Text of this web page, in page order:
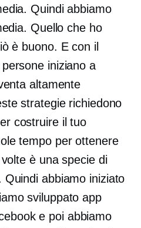
Quindi abbiamo
Quello che ho
è buono. E con il
iniziano a
altamente
strategie richiedono
costruire il tuo
tempo per ottenere
è una specie di
abbiamo iniziato
sviluppato app
e poi abbiamo